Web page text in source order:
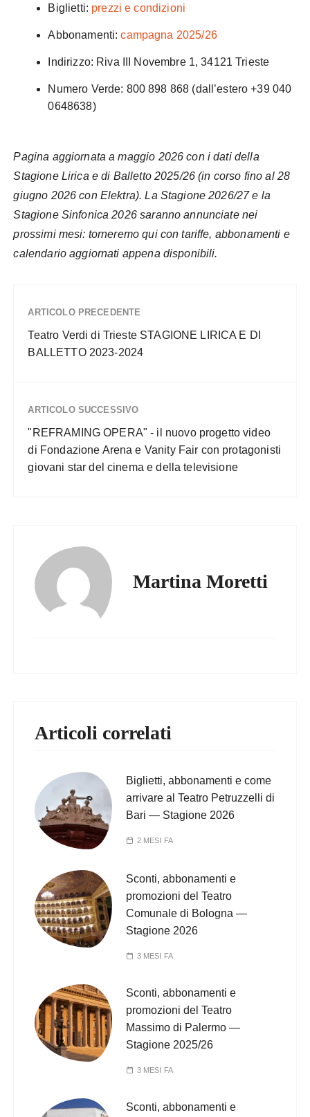
Biglietti: prezzi e condizioni
Abbonamenti:campagna 2025/26
Indirizzo: Riva III Novembre 1, 34121 Trieste
Numero Verde: 800 898 868 (dall’estero +39 040
0648638)
Pagina aggiornata a maggio 2026 con i dati della
Stagione Lirica e di Balletto 2025/26 (in corso fino al 28
giugno 2026 con Elektra). La Stagione 2026/27 e la
Stagione Sinfonica 2026 saranno annunciate nei
prossimi mesi: torneremo qui con tariffe, abbonamenti e
calendario aggiornati appena disponibili.
ARTICOLO PRECEDENTE
Teatro Verdi di Trieste STAGIONE LIRICA E DI
BALLETTO 2023-2024
ARTICOLO SUCCESSIVO
"REFRAMING OPERA" - il nuovo progetto video
di Fondazione Arena e Vanity Fair con protagonisti
giovani star del cinema e della televisione
Martina Moretti
Articoli correlati
Biglietti, abbonamenti e come
arrivare al Teatro Petruzzelli di
Bari — Stagione 2026
2 MESI FA
Sconti, abbonamenti e
promozioni del Teatro
Comunale di Bologna —
Stagione 2026
3 MESI FA
Sconti, abbonamenti e
promozioni del Teatro
Massimo di Palermo —
Stagione 2025/26
3 MESI FA
Sconti, abbonamenti e